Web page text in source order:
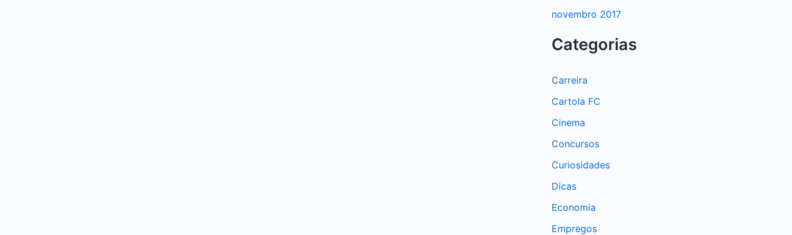
novembro 2017
Categorias
Carreira
Cartola FC
Cinema
Concursos
Curiosidades
Dicas
Economia
Empregos